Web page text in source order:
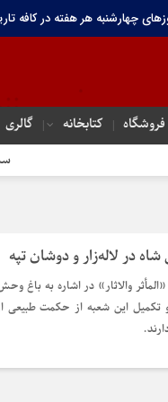
چهارشنبه هر هفته در کافه
فروشگاه کتابخانه گالری
سسک چیف
در لاله‌زار و دوشان تپه
«المأثر والاثار» در اشاره به
تکمیل این شعبه از حکمت